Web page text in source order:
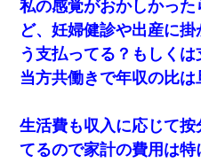
私の感覚がおかしかっ
ど、妊婦健診や出産に
う支払ってる？もしくは
当方共働きで年収の比
生活費も収入に応じて
てるので家計の費用は特